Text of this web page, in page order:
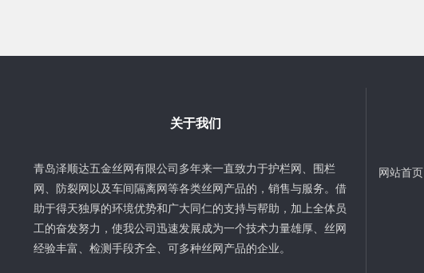
关于我们
青岛泽顺达五金丝网有限公司多年来一直致力于护栏网、围栏
网、防裂网以及车间隔离网等各类丝网产品的，销售与服务。借
助于得天独厚的环境优势和广大同仁的支持与帮助，加上全体员
工的奋发努力，使我公司迅速发展成为一个技术力量雄厚、丝网
经验丰富、检测手段齐全、可多种丝网产品的企业。
网站首页